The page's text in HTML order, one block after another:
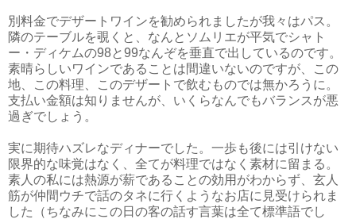
別料金でデザートワインを勧められましたが我々はパス。
隣のテーブルを覗くと、なんとソムリエが平気でシャト
ー・ディケムの98と99なんぞを垂直で出しているのです。
素晴らしいワインであることは間違いないのですが、この
地、この料理、このデザートで飲むものでは無かろうに。
支払い金額は知りませんが、いくらなんでもバランスが悪
過ぎでしょう。
実に期待ハズレなディナーでした。一歩も後には引けない
限界的な味覚はなく、全てが料理ではなく素材に留まる。
素人の私には熱源が薪であることの効用がわからず、玄人
筋が仲間ウチで話のタネに行くようなお店に見受けられま
した（ちなみにこの日の客の話す言葉は全て標準語でし